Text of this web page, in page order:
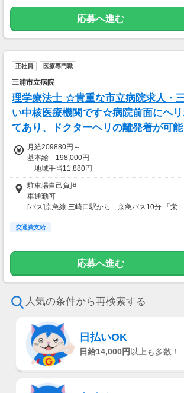
◆ツクイPLUS
＊結婚・出生・入学のお祝い金：5,000～20,
＊宿泊費：年1回7,000円の補助
※育児手当は満18歳のお子様まで
※時給は経験や資格を加味して決定
【交通費】
一部支給
月50,000円を上限として支給いたします
応募へ進む
正社員 医療専門職
三浦市立病院
理学療法士 ☆貴重な市立病院求人・
い中核医療機関です☆病院前面にヘ
てあり、ドクターヘリの離発着が可能
月給209880円～
基本給 198,000円
地域手当11,880円
※経験考慮の上決定
駐車場自己負担
車通勤可
[バス]京急線 三崎口駅から 京急バス10分 「栄
町」バス停より徒歩8分
交通費支給
応募へ進む
人気の条件から再検索する
日払いOK
日給14,000円 以上も多数！